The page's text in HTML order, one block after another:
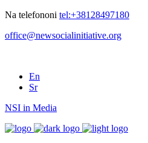
Na telefononi tel:+38128497180
office@newsocialinitiative.org
En
Sr
NSI in Media